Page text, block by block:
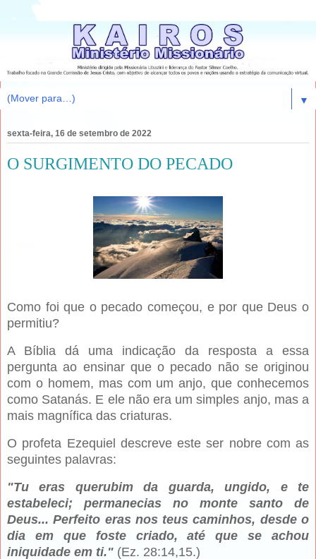
▼
sexta-feira, 16 de setembro de 2022
O SURGIMENTO DO PECADO
Como foi que o pecado começou, e por que Deus o
permitiu?
A Bíblia dá uma indicação da resposta a essa
pergunta ao ensinar que o pecado não se originou
com o homem, mas com um anjo, que conhecemos
como Satanás. E ele não era um simples anjo, mas a
mais magnífica das criaturas.
O profeta Ezequiel descreve este ser nobre com as
seguintes palavras:
"Tu eras querubim da guarda, ungido, e te
estabeleci; permanecias no monte santo de
Deus... Perfeito eras nos teus caminhos, desde o
dia em que foste criado, até que se achou
iniquidade em ti." (Ez. 28:14,15.)